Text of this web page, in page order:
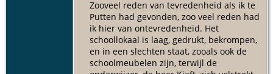
Putten
Zooveel reden van tevredenheid als ik te
Putten had gevonden, zoo veel reden had
ik hier van ontevredenheid. Het
schoollokaal is laag, gedrukt, bekrompen,
en in een slechten staat, zooals ook de
schoolmeubelen zijn, terwijl de